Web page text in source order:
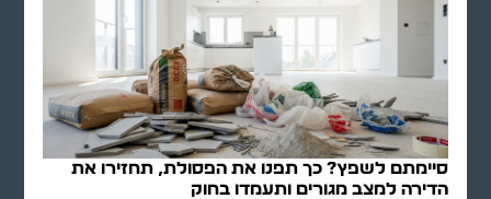
סיימתם לשפץ? כך תפנו את הפסולת, תחזירו את
הדירה למצב מגורים ותעמדו בחוק